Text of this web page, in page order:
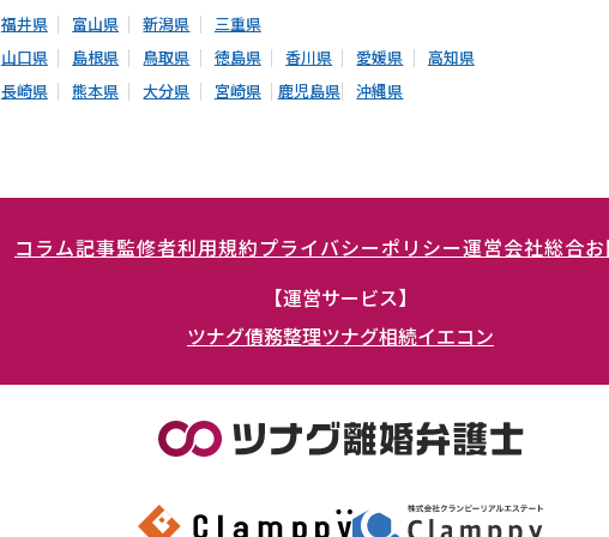
福井県 富山県 新潟県
三重県
山口県 島根県 鳥取県 徳島県 香川県 愛媛県
高知県
長崎県 熊本県 大分県 宮崎県 鹿児島県 沖縄県
コラム記事監修者利用規約プライバシーポリシー運営会社総合
【運営サービス】
ツナグ債務整理ツナグ相続イエコン